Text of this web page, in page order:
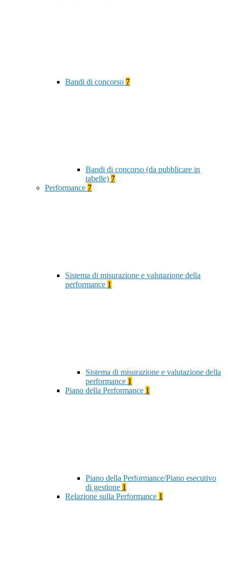
Bandi di concorso 7
Bandi di concorso (da pubblicare in
tabelle) 7
Performance 7
Sistema di misurazione e valutazione della
performance 1
Sistema di misurazione e valutazione della
performance 1
Piano della Performance 1
Piano della Performance/Piano esecutivo
di gestione 1
Relazione sulla Performance 1